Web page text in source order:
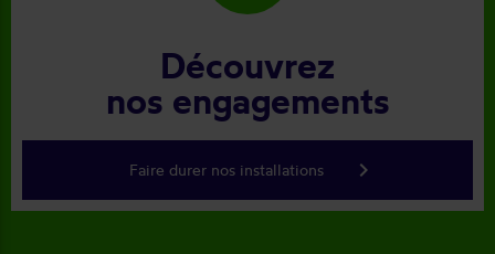
Découvrez
nos engagements
Faire durer nos installations keyboard_arrow_right